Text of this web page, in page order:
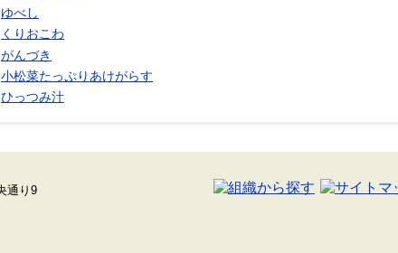
ゆべし
くりおこわ
がんづき
小松菜たっぷりあけがらす
ひっつみ汁